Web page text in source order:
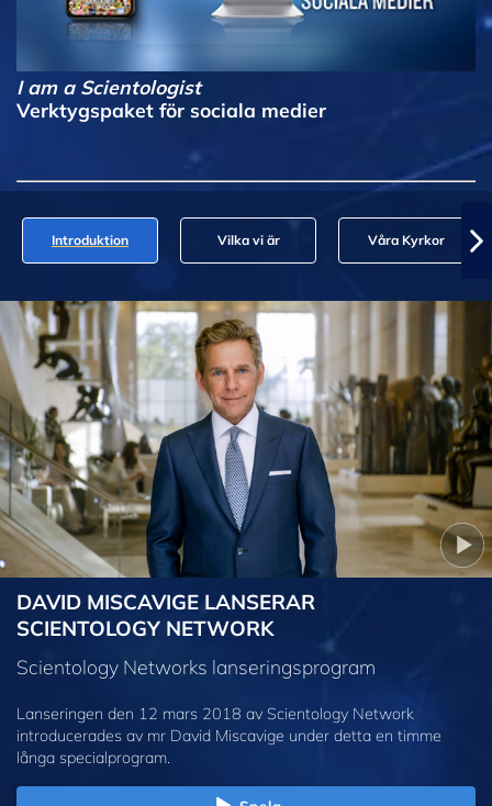
I am a Scientologist
Verktygspaket för sociala medier
Introduktion Vilka vi är Våra Kyrkor
DAVID MISCAVIGE LANSERAR
SCIENTOLOGY NETWORK
Scientology Networks lanseringsprogram
Lanseringen den 12 mars 2018 av Scientology Network
introducerades av mr David Miscavige under detta en timme
långa specialprogram.